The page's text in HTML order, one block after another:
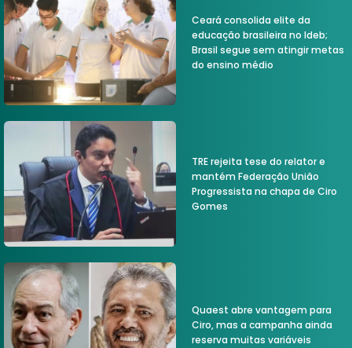
Ceará consolida elite da
educação brasileira no Ideb;
Brasil segue sem atingir metas
do ensino médio
TRE rejeita tese do relator e
mantém Federação União
Progressista na chapa de Ciro
Gomes
Quaest abre vantagem para
Ciro, mas a campanha ainda
reserva muitas variáveis